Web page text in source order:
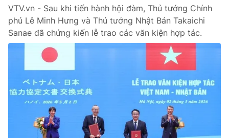
VTV.vn - Sau khi tiến hành hội đàm, Thủ tướng Chính
phủ Lê Minh Hưng và Thủ tướng Nhật Bản Takaichi
Sanae đã chứng kiến lễ trao các văn kiện hợp tác.